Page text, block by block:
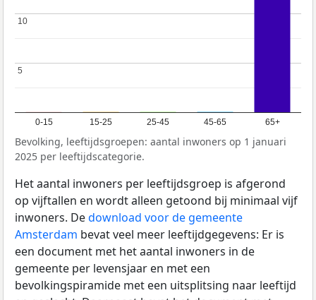
0-15 15-25 25-45 45-65 65+
5
5
10
10
Bevolking, leeftijdsgroepen: aantal inwoners op 1 januari
2025 per leeftijdscategorie.
Het aantal inwoners per leeftijdsgroep is afgerond
op vijftallen en wordt alleen getoond bij minimaal vijf
inwoners. Dedownload voor de gemeente
Amsterdam bevat veel meer leeftijdgegevens: Er is
een document met het aantal inwoners in de
gemeente per levensjaar en met een
bevolkingspiramide met een uitsplitsing naar leeftijd